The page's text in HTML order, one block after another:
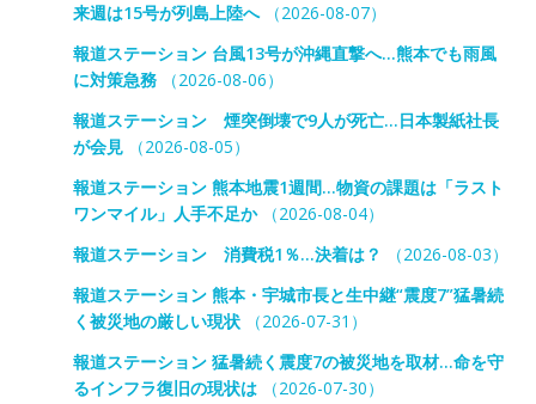
来週は15号が列島上陸へ（2026-08-07）
報道ステーション 台風13号が沖縄直撃へ…熊本でも雨風
に対策急務（2026-08-06）
報道ステーション 煙突倒壊で9人が死亡…日本製紙社長
が会見（2026-08-05）
報道ステーション 熊本地震1週間…物資の課題は「ラスト
ワンマイル」人手不足か（2026-08-04）
報道ステーション 消費税1％…決着は？
（2026-08-03）
報道ステーション 熊本・宇城市長と生中継“震度7”猛暑続
く被災地の厳しい現状（2026-07-31）
報道ステーション 猛暑続く震度7の被災地を取材…命を守
るインフラ復旧の現状は（2026-07-30）